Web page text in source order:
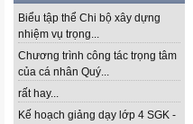
Biểu tập thể Chi bộ xây dựng
nhiệm vụ trọng...
Chương trình công tác trọng tâm
của cá nhân Quý...
rất hay...
Kế hoạch giảng dạy lớp 4 SGK -